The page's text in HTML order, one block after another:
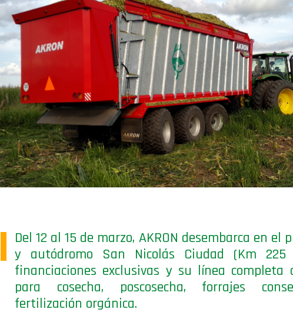
Del 12 al 15 de marzo, AKRON desembarca en el
y autódromo San Nicolás Ciudad (Km 225
financiaciones exclusivas y su línea completa
para cosecha, poscosecha, forrajes
fertilización orgánica.